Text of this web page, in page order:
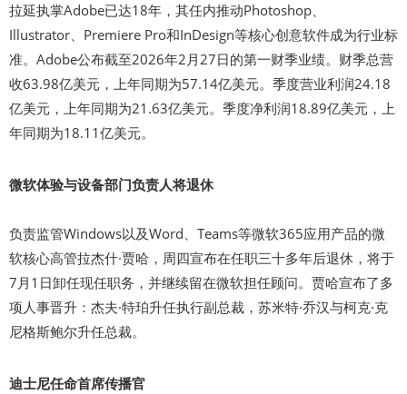
拉延执掌Adobe已达18年，其任内推动Photoshop、
Illustrator、Premiere Pro和InDesign等核心创意软件成为行业标
准。Adobe公布截至2026年2月27日的第一财季业绩。财季总营
收63.98亿美元，上年同期为57.14亿美元。季度营业利润24.18
亿美元，上年同期为21.63亿美元。季度净利润18.89亿美元，上
年同期为18.11亿美元。
微软体验与设备部门负责人将退休
负责监管Windows以及Word、Teams等微软365应用产品的微
软核心高管拉杰什·贾哈，周四宣布在任职三十多年后退休，将于
7月1日卸任现任职务，并继续留在微软担任顾问。贾哈宣布了多
项人事晋升：杰夫·特珀升任执行副总裁，苏米特·乔汉与柯克·克
尼格斯鲍尔升任总裁。
迪士尼任命首席传播官